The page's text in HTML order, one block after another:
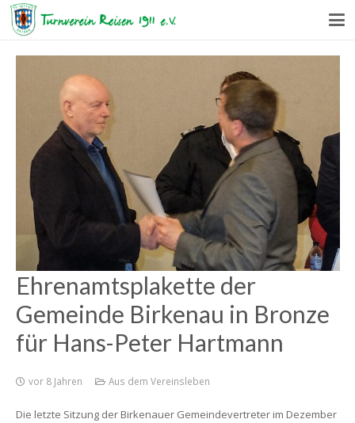
Ehrenamtsplakette der
Gemeinde Birkenau in Bronze
für Hans-Peter Hartmann
vor 8 Jahren Aus dem Vereinsleben
Die letzte Sitzung der Birkenauer Gemeindevertreter im Dezember